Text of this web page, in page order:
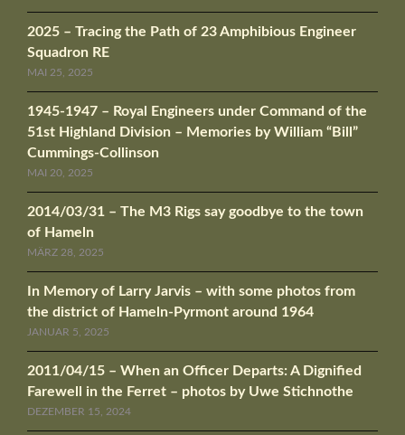
2025 – Tracing the Path of 23 Amphibious Engineer
Squadron RE
MAI 25, 2025
1945-1947 – Royal Engineers under Command of the
51st Highland Division – Memories by William “Bill”
Cummings-Collinson
MAI 20, 2025
2014/03/31 – The M3 Rigs say goodbye to the town
of Hameln
MÄRZ 28, 2025
In Memory of Larry Jarvis – with some photos from
the district of Hameln-Pyrmont around 1964
JANUAR 5, 2025
2011/04/15 – When an Officer Departs: A Dignified
Farewell in the Ferret – photos by Uwe Stichnothe
DEZEMBER 15, 2024